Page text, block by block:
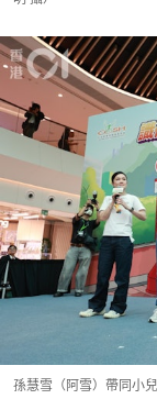
孫慧雪（阿雪）帶同小